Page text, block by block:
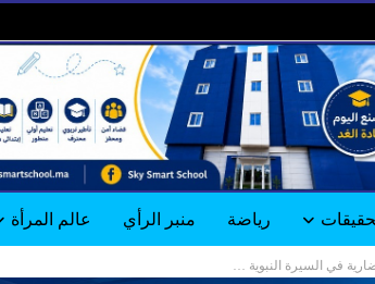
رياضة منبر الرأي عالم المرأة
في السيرة النبوية …